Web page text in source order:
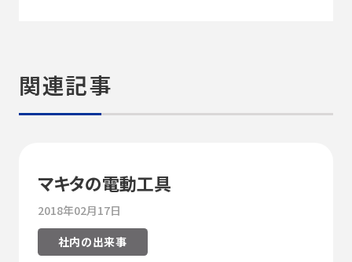
関連記事
マキタの電動工具
2018年02月17日
社内の出来事